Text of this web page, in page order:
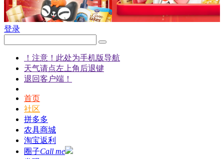
登录
！注意！此处为手机版导航
天气请点左上角后退键
退回客户端！
首页
社区
拼多多
农具商城
淘宝返利
圈子Call me